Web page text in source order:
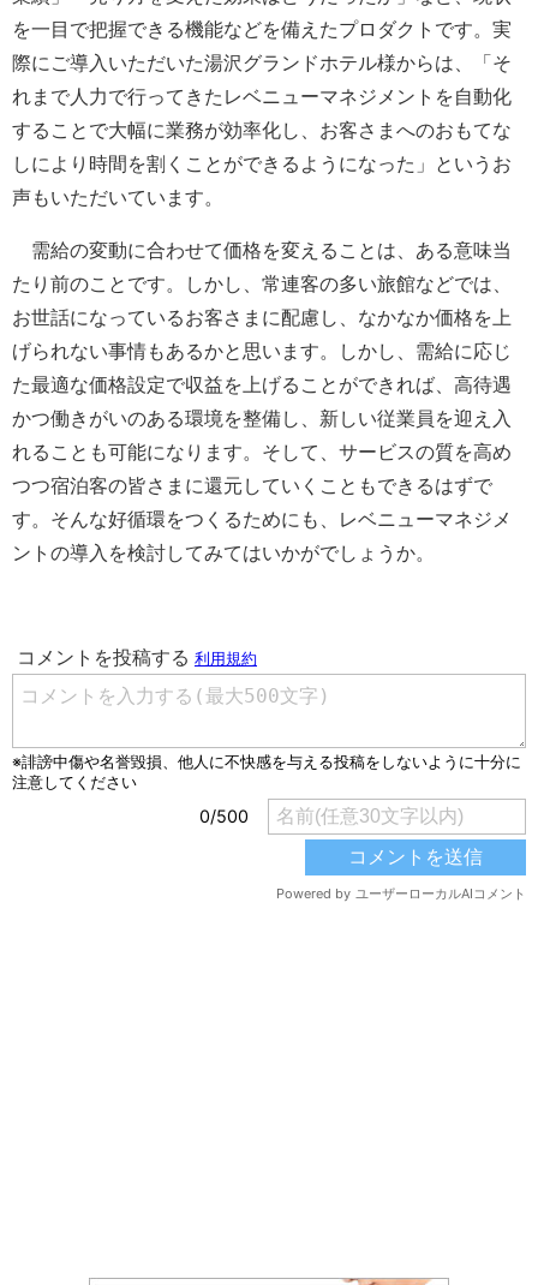
を一目で把握できる機能などを備えたプロダクトです。実
際にご導入いただいた湯沢グランドホテル様からは、「そ
れまで人力で行ってきたレベニューマネジメントを自動化
することで大幅に業務が効率化し、お客さまへのおもてな
しにより時間を割くことができるようになった」というお
声もいただいています。
需給の変動に合わせて価格を変えることは、ある意味当
たり前のことです。しかし、常連客の多い旅館などでは、
お世話になっているお客さまに配慮し、なかなか価格を上
げられない事情もあるかと思います。しかし、需給に応じ
た最適な価格設定で収益を上げることができれば、高待遇
かつ働きがいのある環境を整備し、新しい従業員を迎え入
れることも可能になります。そして、サービスの質を高め
つつ宿泊客の皆さまに還元していくこともできるはずで
す。そんな好循環をつくるためにも、レベニューマネジメ
ントの導入を検討してみてはいかがでしょうか。